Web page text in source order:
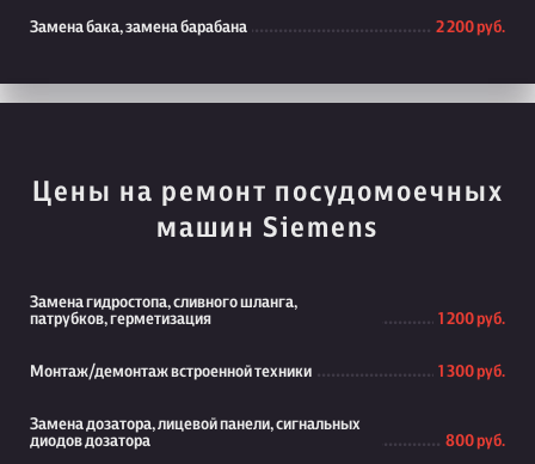
Замена бака, замена барабана 2 200 руб.
Цены на ремонт посудомоечных
машин Siemens
Замена гидростопа, сливного шланга,
патрубков, герметизация
1 200 руб.
Монтаж/демонтаж встроенной техники 1 300 руб.
Замена дозатора, лицевой панели, сигнальных
диодов дозатора
800 руб.